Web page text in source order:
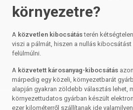
környezetre?
A közvetlen kibocsátásterén
viszi a pálmát, hiszen a nullás
felülmúlni.
A közvetett károsanyag-kibocsátás
márpedig egy közeli, környezetbarát
alapján gyakran zöldebb választás lehet,
környezettudatos gyárban készült
ezer kilométerről szállítanak ide